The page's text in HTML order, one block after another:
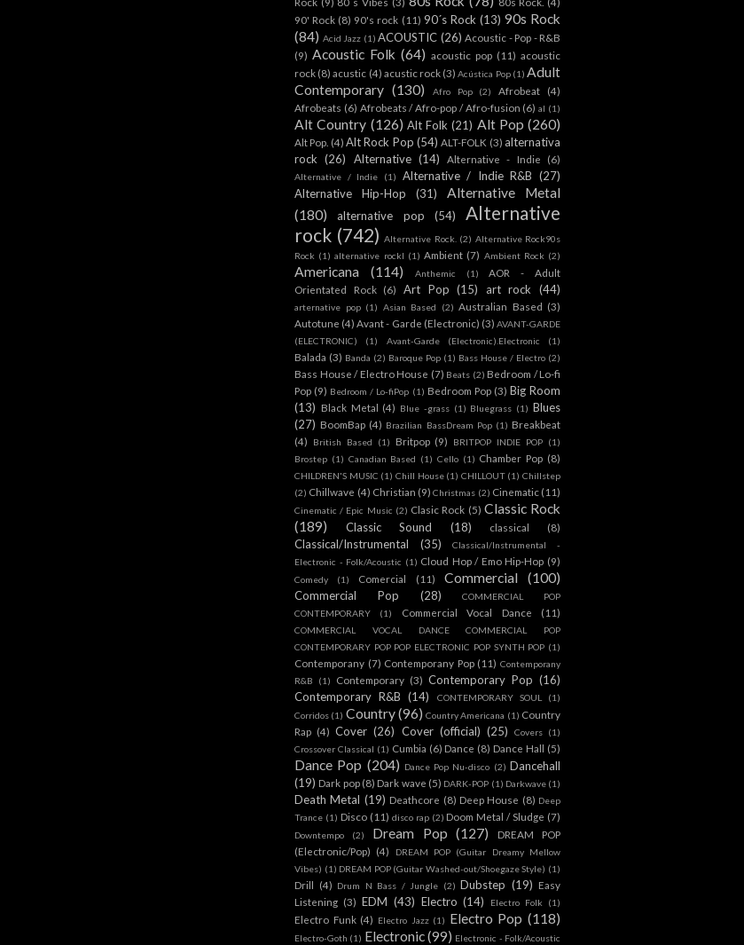
90' Rock (8) 90's rock (11) 90´s Rock (13) 90s Rock
(84) Acid Jazz (1) ACOUSTIC (26) Acoustic - Pop - R&B
(9) Acoustic Folk (64) acoustic pop (11) acoustic
rock (8) acustic (4) acustic rock (3) Acústica Pop (1) Adult
Contemporary (130) Afro Pop (2) Afrobeat
(4)
Afrobeats (6) Afrobeats / Afro-pop / Afro-fusion (6) al (1)
Alt Country (126) Alt Folk (21) Alt Pop (260)
Alt Pop. (4) Alt Rock Pop (54) ALT-FOLK (3) alternativa
rock (26) Alternative (14) Alternative - Indie (6)
Alternative / Indie (1) Alternative / Indie R&B (27)
Alternative Hip-Hop
(31)
Alternative Metal
(180)
alternative pop (54)
Alternative
rock (742) Alternative Rock. (2) Alternative Rock90s
Rock (1) alternative rockl (1) Ambient (7) Ambient Rock (2)
Americana (114) Anthemic (1)
AOR - Adult
Orientated Rock (6) Art Pop (15) art rock (44)
arternative pop (1) Asian Based (2) Australian Based (3)
Autotune (4) Avant - Garde (Electronic) (3) AVANT-GARDE
(ELECTRONIC)
(1) Avant-Garde (Electronic).Electronic (1)
Balada (3) Banda (2) Baroque Pop (1) Bass House / Electro (2)
Bass House / Electro House (7) Beats (2) Bedroom / Lo-fi
Pop (9) Bedroom / Lo-fiPop (1) Bedroom Pop (3) Big Room
(13) Black Metal (4) Blue -grass (1) Bluegrass (1) Blues
(27) BoomBap (4) Brazilian BassDream Pop (1) Breakbeat
(4)
British Based (1) Britpop (9) BRITPOP INDIE POP (1)
Brostep (1) Canadian Based (1) Cello (1) Chamber Pop (8)
CHILDREN'S MUSIC (1) Chill House (1) CHILLOUT (1) Chillstep
(2) Chillwave (4) Christian (9) Christmas (2) Cinematic (11)
Cinematic / Epic Music (2) Clasic Rock (5) Classic Rock
(189)
Classic Sound (18) classical (8)
Classical/Instrumental (35)
Classical/Instrumental -
Electronic - Folk/Acoustic (1) Cloud Hop / Emo Hip-Hop (9)
Comedy (1) Comercial (11) Commercial (100)
Commercial Pop (28)
COMMERCIAL POP
CONTEMPORARY
(1) Commercial Vocal Dance (11)
COMMERCIAL VOCAL DANCE COMMERCIAL POP
CONTEMPORARY POP POP ELECTRONIC POP SYNTH POP (1)
Contemporany (7) Contemporany Pop (11) Contemporany
R&B
(1) Contemporary (3) Contemporary Pop (16)
Contemporary R&B (14) CONTEMPORARY SOUL
(1)
Corridos (1) Country(96) Country Americana (1) Country
Rap (4) Cover (26) Cover (official) (25) Covers (1)
Crossover Classical (1) Cumbia (6) Dance (8) Dance Hall (5)
Dance Pop (204) Dance Pop Nu-disco (2) Dancehall
(19) Dark pop (8) Dark wave (5) DARK-POP (1) Darkwave (1)
Death Metal (19) Deathcore (8) Deep House (8) Deep
Trance (1) Disco (11) disco rap (2) Doom Metal / Sludge (7)
Downtempo (2) Dream Pop (127)
DREAM POP
(Electronic/Pop) (4)
DREAM POP (Guitar Dreamy Mellow
Vibes) (1) DREAM POP (Guitar Washed-out/Shoegaze Style) (1)
Drill (4) Drum N Bass / Jungle (2) Dubstep (19) Easy
Listening (3) EDM (43) Electro (14) Electro Folk (1)
Electro Funk (4) Electro Jazz (1) Electro Pop (118)
Electro-Goth (1) Electronic(99) Electronic - Folk/Acoustic